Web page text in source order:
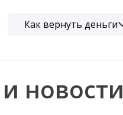
Как вернуть деньги
новости